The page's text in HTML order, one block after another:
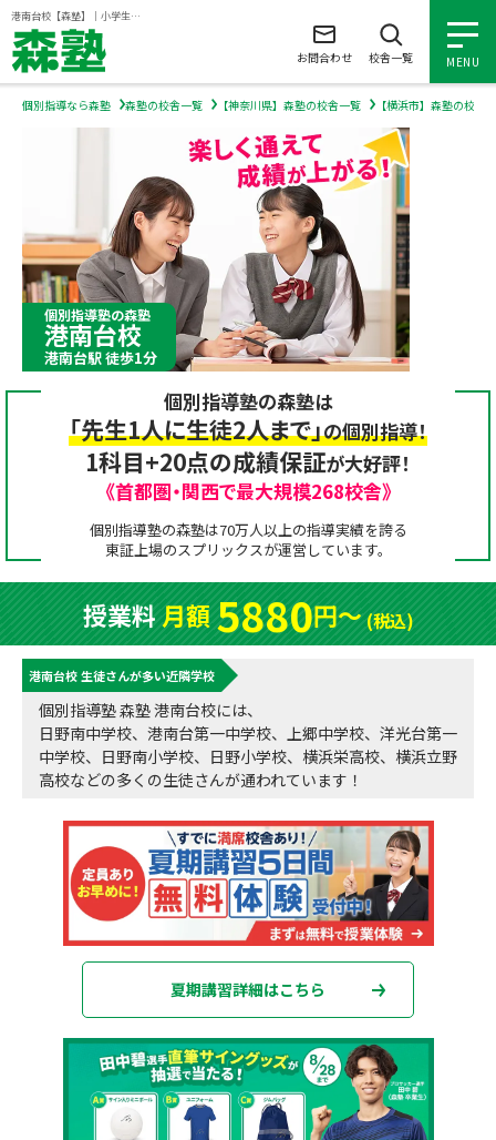
港南台校【森塾】｜小学生・中学生・高校生の個別指導塾・学習塾
MENU
小学生の個別指導
中学生の個別指導
高校生の個別指導
森塾を知る
森塾を知る トップ
森塾の想い
成績アップをかなえる！森塾メソッド
森塾の授業料について
子と親のお悩み別！なぜ？どうして？森塾！
数字でなるほど！森塾
動画でわかる！森塾
入塾について
入塾について トップ
塾の選び方
入塾までの流れ
無料体験授業について
森塾のお得なキャンペーン・割引制度
よくあるご質問
お電話はこちら
0120-602-607
授業料等お問合わせはこちら
校舎一覧
お問合わせ 校舎一覧
個別指導なら森塾 森塾の校舎一覧 【神奈川県】森塾の校舎一覧 【横浜市】森塾の校舎
個別指導塾の森塾
港南台校
港南台駅 徒歩1分
個別指導塾の森塾は
「先生1人に生徒2人まで」の個別指導！
1科目+20点の成績保証が大好評！
《首都圏・関西で最大規模268校舎》
個別指導塾の森塾は70万人以上の指導実績を誇る
東証上場のスプリックスが運営しています。
授業料月額5880円〜(税込)
港南台校 生徒さんが多い近隣学校
個別指導塾 森塾 港南台校には、
日野南中学校、港南台第一中学校、上郷中学校、洋光台第一
中学校、日野南小学校、日野小学校、横浜栄高校、横浜立野
高校などの多くの生徒さんが通われています！
夏期講習詳細はこちら